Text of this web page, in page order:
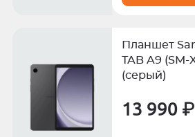
Планшет
TAB A9 (SM-
(серый)
13 990 ₽